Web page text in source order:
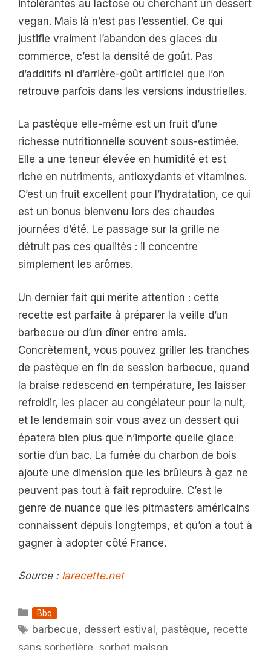
intolérantes au lactose ou cherchant un dessert
vegan. Mais là n’est pas l’essentiel. Ce qui
justifie vraiment l’abandon des glaces du
commerce, c’est la densité de goût. Pas
d’additifs ni d’arrière-goût artificiel que l’on
retrouve parfois dans les versions industrielles.
La pastèque elle-même est un fruit d’une
richesse nutritionnelle souvent sous-estimée.
Elle a une teneur élevée en humidité et est
riche en nutriments, antioxydants et vitamines.
C’est un fruit excellent pour l’hydratation, ce qui
est un bonus bienvenu lors des chaudes
journées d’été. Le passage sur la grille ne
détruit pas ces qualités : il concentre
simplement les arômes.
Un dernier fait qui mérite attention : cette
recette est parfaite à préparer la veille d’un
barbecue ou d’un dîner entre amis.
Concrètement, vous pouvez griller les tranches
de pastèque en fin de session barbecue, quand
la braise redescend en température, les laisser
refroidir, les placer au congélateur pour la nuit,
et le lendemain soir vous avez un dessert qui
épatera bien plus que n’importe quelle glace
sortie d’un bac. La fumée du charbon de bois
ajoute une dimension que les brûleurs à gaz ne
peuvent pas tout à fait reproduire. C’est le
genre de nuance que les pitmasters américains
connaissent depuis longtemps, et qu’on a tout à
gagner à adopter côté France.
Source : larecette.net
Catégories
Bbq
Étiquettes
barbecue, dessert estival , pastèque, recette